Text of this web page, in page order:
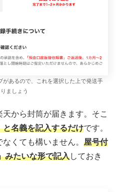
あるので、これを選択した上で発送手
ましょう
から封筒が届きます。そこ
名義を記入するだけです。
くても構いません。 屋号付
たいな形で記入しておき